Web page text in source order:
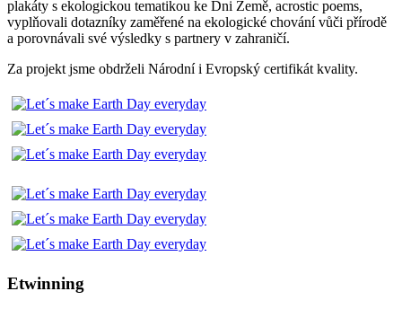
plakáty s ekologickou tematikou ke Dni Země, acrostic poems,
vyplňovali dotazníky zaměřené na ekologické chování vůči přírodě
a porovnávali své výsledky s partnery v zahraničí.
Za projekt jsme obdrželi Národní i Evropský certifikát kvality.
Etwinning